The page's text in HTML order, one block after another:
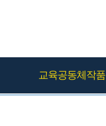
교육공동체작품